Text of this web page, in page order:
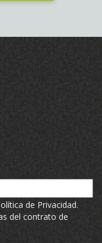
de Privacidad.
del contrato de